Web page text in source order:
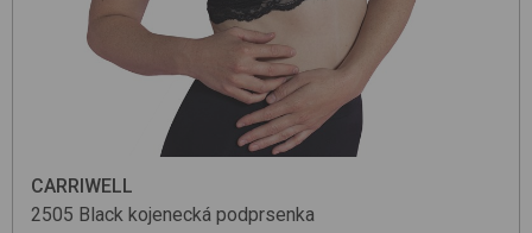
CARRIWELL
2505 Black kojenecká podprsenka